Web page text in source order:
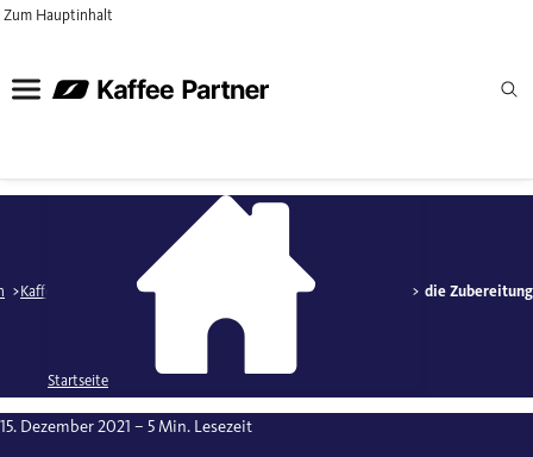
Zum Hauptinhalt
Startseite
Kaffeezubereitung French Press-Anleitung: So funktioniert die Zubereitung
15. Dezember 2021 – 5 Min. Lesezeit